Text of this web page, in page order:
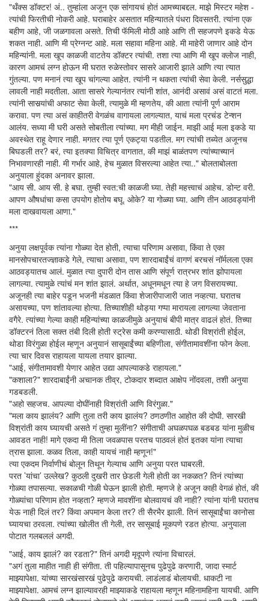
"थँक्स डॉक्टर! अं.. तुम्हांला अजून एक सांगायचं होतं आमच्याबद्दल. माझे मिस्टर महेश -
त्यांची फिरतीची नोकरी आहे. घराबाहेर असतात महिन्यातले पंधरा दिवसतरी. त्यांना एक
बहीण आहे, जी जळगावला असते. तिची फॅमिली मोठी आहे आणि ती सहजपणे इकडे येऊ
शकत नाही. आणि मी प्रेग्नन्ट आहे. मला सहावा महिना आहे. मी माहेरी जाणार आहे दोन
महिन्यांनी. मला खूप काळजी वाटतेय डॉक्टर त्यांची. तशा त्या आणि मी खूप क्लोज नाही,
कारण आमचं लग्न होऊन मी घरात रुळेस्तोवर सासरे आजारी झाले आणि त्या त्यात
गुंतल्या. पण मनानं त्या खूप चांगल्या आहेत. त्यांनी न थकता त्यांची सेवा केली. नर्ससुद्धा
लावली नाही मदतीला. आता सासरे गेल्यानंतर त्यांनी शांत, आनंदी असावं असं वाटतं मला.
त्यांनी सासर्‍यांची अफाट सेवा केली, त्यामुळे मी म्हणतेय, की आता त्यांनी पूर्ण आराम
करावा. पण त्या असं काहीतरी वेगळंच वागायला लागल्यात, याचं मला प्रचंड टेन्शन
आलंय. सध्या मी घरी असते सोबतीला त्यांच्या. मग मीही जाईन. माझी आई मला इकडे या
अवस्थेत राहू देणार नाही. मगतर त्या पूर्ण एकट्या पडतील. मग त्यांची तब्येत अजूनच
बिघडली तर? बरं, त्या इतक्या विचित्र वागतात, की माझं बाळंतपण त्यांच्याच्यानं
निभावणारही नाही. मी गर्भार आहे, हेच मुळात विसरल्या आहेत त्या.." बोलताबोलता
अनुयाला हुंदका अनावर झाला.
"आय सी. आय सी. हे बघा. तुम्ही स्वत:ची काळजी घ्या. तेही महत्त्वाचं आहेच. डोन्ट वरी.
आपण औषधांचा कसा उपयोग होतोय बघू. ओके? या गोळ्या घ्या. आणि तीन आठवड्यांनी
मला दाखवायला आणा."
***
अनुया लक्षपूर्वक त्यांना गोळ्या देत होती, त्याचा परिणाम असावा, किंवा ते एका
मानसोपचारतज्ज्ञाकडे गेले, त्याचा असावा, पण शारदाबाईंचं वागणं बरचसं नॉर्मलला एका
आठवड्यातच आलं. मुळात त्या दुपारी दोन तास आणि संपूर्ण रात्रभर शांत झोपायला
लागल्या. त्यामुळे त्यांचं मन शांत झालं. अर्थात, अधूनमधून त्या हे जग विसरायच्या.
अजूनही त्या बाहेर पडून भजनी मंडळात किंवा शेजारीपाजारी जात नव्हत्या. घरातच
असायच्या, पण शांतावल्या होत्या. तिच्याशीही थोड्या गप्पा मारायला लागल्या जेवताना
वगैरे. त्यांच्या गेल्या काही महिन्यांच्या काळजीमुळे अनुयाचं बीपी मात्र वाढलं होतं. तिच्या
डॉक्टरनं तिला सक्त तंबी दिली होती स्ट्रेस कमी करण्यासाठी. थोडी विश्रांती होईल,
थोडा विरंगुळा होईल म्हणून अनुयानं सासूबाईंच्या बहिणीला, संगीतामावशींना फोन केला.
त्या चार दिवस राहायला यायला तयार झाल्या.
"आई, संगीतामावशी येणार आहेत उद्या आपल्याकडे राहायला."
"कशाला?" शारदाबाईंनी अचानक तीव्र, टोकदार शब्दात आक्षेप नोंदवला, तशी अनुया
गडबडली.
"अहो सहजच. आपल्या दोघींनाही विश्रांती आणि विरंगुळा."
"मला काय झालंय? आणि तुला तरी काय झालंय? ठणठणीत आहोत की दोघी. सारखी
विश्रांती काय घ्यायची असते गं तुम्हा मुलींना? संगीताची अघळपघळ बडबड यांना मुळीच
आवडत नाही! मागे एकदा मी तिला जवळपास परतच पाठवलं होतं इतका यांना त्याचा
त्रास झाला. कळव तिला, काही यायचं नाही म्हणून!"
त्या एकदम निर्वाणीचं बोलून तिथून गेल्याच आणि अनुया परत घाबरली.
परत ’यांचा’ उल्लेख? कुठली दुखरी तार छेडली गेली होती का नकळत? तिनं त्यांच्या
गोळ्या तपासल्या. सकाळची गोळी घेऊन झाली होती. म्हणजे हे अजून काही वेगळं होतं, की
गोळ्यांचा परिणाम होत नव्हता? म्हणजे मावशींना बोलवायचं की नाही? त्यांना यांनी घरातच
येऊ नाही दिलं तर? किंवा अपमान केला तर? ती सैरभैर झाली. तिनं सासूबाईंचा कानोसा
घ्यायचा ठरवला. त्यांच्या खोलीत ती गेली, तर सासूबाई मूकपणे रडत होत्या. अनुयाला
पोटात गलबललं अगदी.
"आई, काय झालं? का रडता?" तिनं अगदी मृदूपणे त्यांना विचारलं.
"अगं तुला माहीत नाही ही संगीता. ती पहिल्यापासूनच पुढेपुढे करणारी, जादा स्मार्ट
माझ्यापेक्षा. यांच्या सारखंसारखं पुढेपुढे करायची. लाडंलाडं बोलायची. धाकटी ना
माझ्यापेक्षा. आमचं लग्न झाल्यावरही माझ्याकडे राहायला म्हणून महिनामहिना यायची. आणि